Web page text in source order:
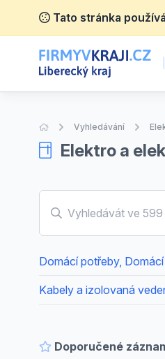
Tato stránka
Úvodní stránka
Vyhledávání
Elektro a
Domácí potřeby,
Kabely a izolovaná
Doporučené